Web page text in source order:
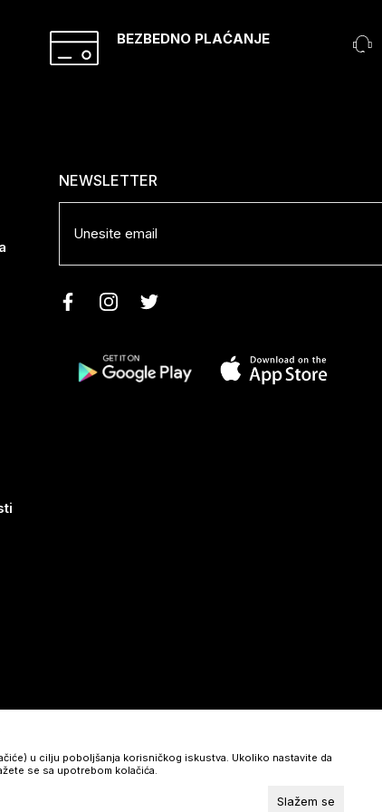
BEZBEDNO PLAĆANJE
NEWSLETTER
u cilju poboljšanja korisničkog iskustva. Ukoliko nastavite da
se sa upotrebom kolačića.
Slažem se